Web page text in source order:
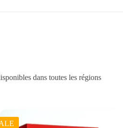
dans toutes les régions